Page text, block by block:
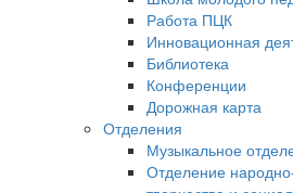
Работа ПЦК
Инновационная
Библиотека
Конференции
Дорожная карта
Отделения
Музыкальное
Отделение